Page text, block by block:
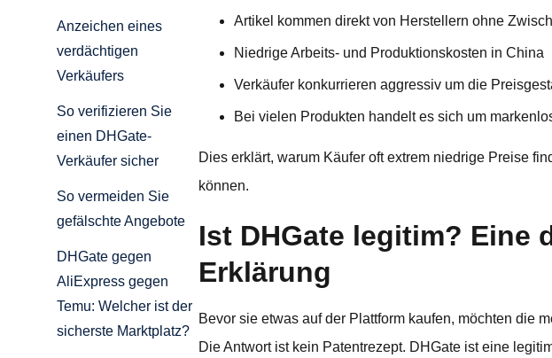
Anzeichen eines
verdächtigen
Verkäufers
So verifizieren Sie
einen DHGate-
Verkäufer sicher
So vermeiden Sie
gefälschte Angebote
DHGate gegen
AliExpress gegen
Temu: Welcher ist der
sicherste Marktplatz?
Artikel kommen direkt von Herstellern ohne
Niedrige Arbeits- und Produktionskosten in China
Verkäufer konkurrieren aggressiv um die
Bei vielen Produkten handelt es sich um
Dies erklärt, warum Käufer oft extrem niedrige Preise
können.
Ist DHGate legitim? Eine
Erklärung
Bevor sie etwas auf der Plattform kaufen, möchten die
Die Antwort ist kein Patentrezept. DHGate ist eine